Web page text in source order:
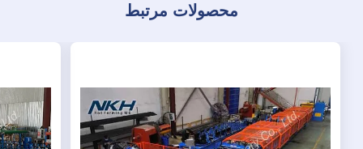
محصولات مرتبط